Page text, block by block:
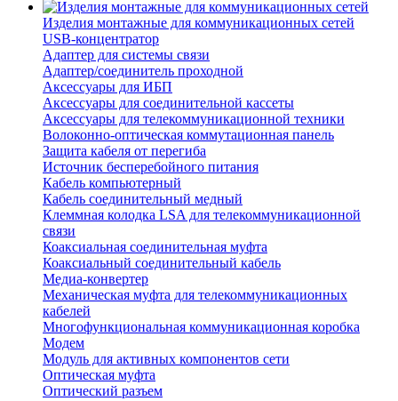
Изделия монтажные для коммуникационных сетей
USB-концентратор
Адаптер для системы связи
Адаптер/соединитель проходной
Аксессуары для ИБП
Аксессуары для соединительной кассеты
Аксессуары для телекоммуникационной техники
Волоконно-оптическая коммутационная панель
Защита кабеля от перегиба
Источник бесперебойного питания
Кабель компьютерный
Кабель соединительный медный
Клеммная колодка LSA для телекоммуникационной
связи
Коаксиальная соединительная муфта
Коаксиальный соединительный кабель
Медиа-конвертер
Механическая муфта для телекоммуникационных
кабелей
Многофункциональная коммуникационная коробка
Модем
Модуль для активных компонентов сети
Оптическая муфта
Оптический разъем